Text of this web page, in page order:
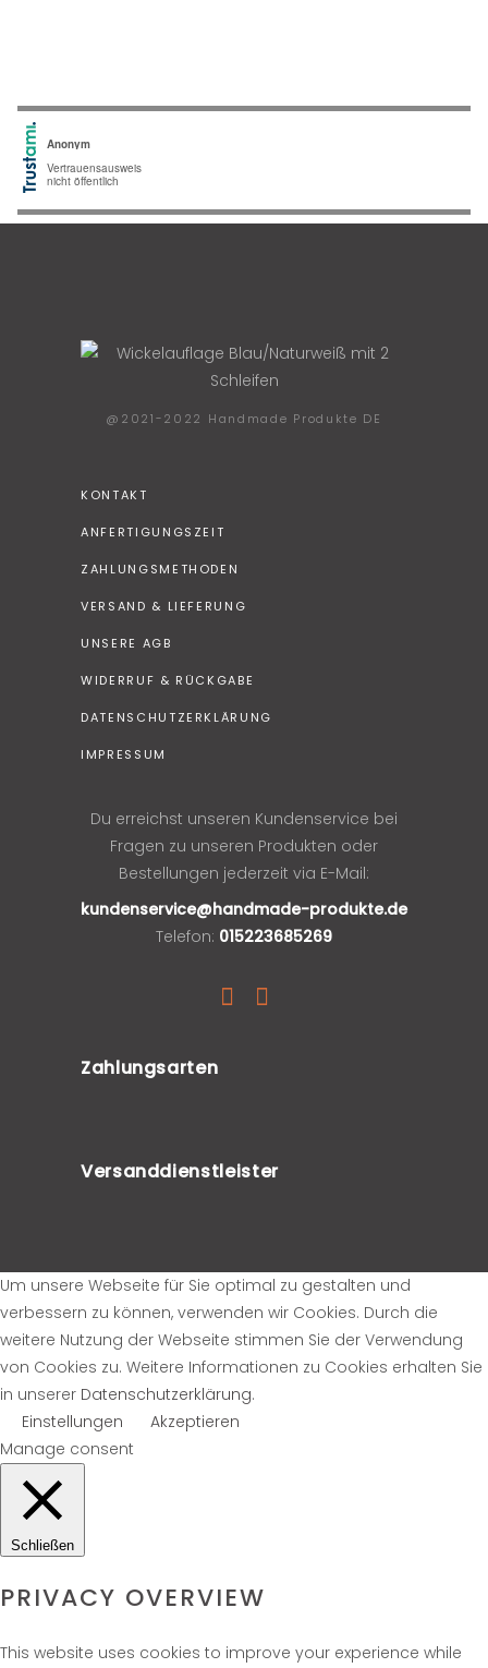
@2021-2022 Handmade Produkte DE
KONTAKT
ANFERTIGUNGSZEIT
ZAHLUNGSMETHODEN
VERSAND & LIEFERUNG
UNSERE AGB
WIDERRUF & RÜCKGABE
DATENSCHUTZERKLÄRUNG
IMPRESSUM
Du erreichst unseren Kundenservice bei
Fragen zu unseren Produkten oder
Bestellungen jederzeit via E-Mail:
kundenservice@handmade-produkte.de
Telefon: 015223685269
Zahlungsarten
Versanddienstleister
Um unsere Webseite für Sie optimal zu gestalten und
verbessern zu können, verwenden wir Cookies. Durch die
weitere Nutzung der Webseite stimmen Sie der Verwendung
von Cookies zu. Weitere Informationen zu Cookies erhalten Sie
in unserer Datenschutzerklärung.
Einstellungen
Akzeptieren
Manage consent
Schließen
PRIVACY OVERVIEW
This website uses cookies to improve your experience while